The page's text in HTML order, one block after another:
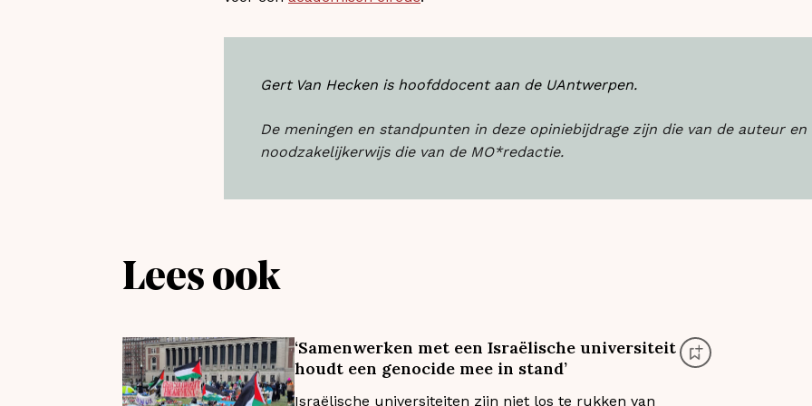
Gert Van Hecken is hoofddocent aan de UAntwerpen.
De meningen en standpunten in deze opiniebijdrage zijn die van de auteur
noodzakelijkerwijs die van de MO*redactie.
Lees ook
‘Samenwerken met een Israëlische universiteit
houdt een genocide mee in stand’
Israëlische universiteiten zijn niet los te rukken van